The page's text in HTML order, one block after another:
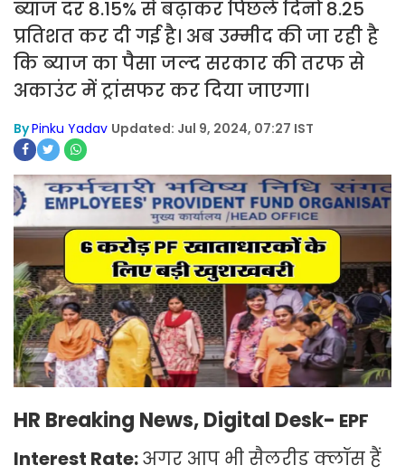
ब्याज दर 8.15% से बढ़ाकर प‍िछले द‍िनों 8.25
प्रतिशत कर दी गई है। अब उम्‍मीद की जा रही है
क‍ि ब्‍याज का पैसा जल्‍द सरकार की तरफ से
अकाउंट में ट्रांसफर कर द‍िया जाएगा।
ByPinku Yadav Updated: Jul 9, 2024, 07:27 IST
HR Breaking News, Digital Desk- EPF
Interest Rate:अगर आप भी सैलरीड क्‍लॉस हैं